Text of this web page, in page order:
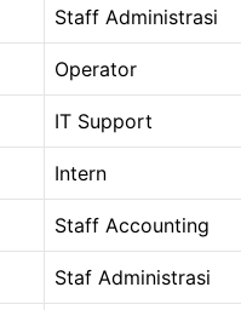
Staff Administrasi
Operator
IT Support
Intern
Staff Accounting
Staf Administrasi